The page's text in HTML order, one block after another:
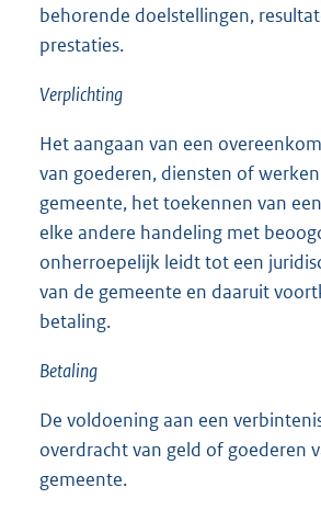
behorende doelstellingen,
prestaties.
Verplichting
Het aangaan van een
van goederen, diensten of
gemeente, het toekennen van
elke andere handeling met
onherroepelijk leidt tot een
van de gemeente en daaruit
betaling.
Betaling
De voldoening aan een
overdracht van geld of goederen
gemeente.